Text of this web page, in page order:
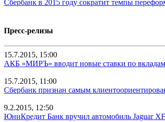
Сбербанк в 2015 году сократит темпы
Пресс-релизы
15.7.2015, 15:00
АКБ «МИРЪ» вводит новые ставки по вкладам
15.7.2015, 11:00
Сбербанк признан самым
9.2.2015, 12:50
ЮниКредит Банк вручил автомобиль Jaguar